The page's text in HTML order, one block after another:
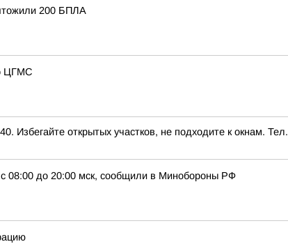
200 БПЛА
ЦГМС
открытых участков, не подходите к окнам.
с 08:00 до 20:00 мск, сообщили в Минобороны РФ